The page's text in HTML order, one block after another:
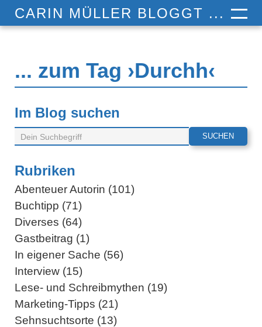
CARIN MÜLLER BLOGGT ...
... zum Tag ›Durchh‹
Im Blog suchen
Rubriken
Abenteuer Autorin (101)
Buchtipp (71)
Diverses (64)
Gastbeitrag (1)
In eigener Sache (56)
Interview (15)
Lese- und Schreibmythen (19)
Marketing-Tipps (21)
Sehnsuchtsorte (13)